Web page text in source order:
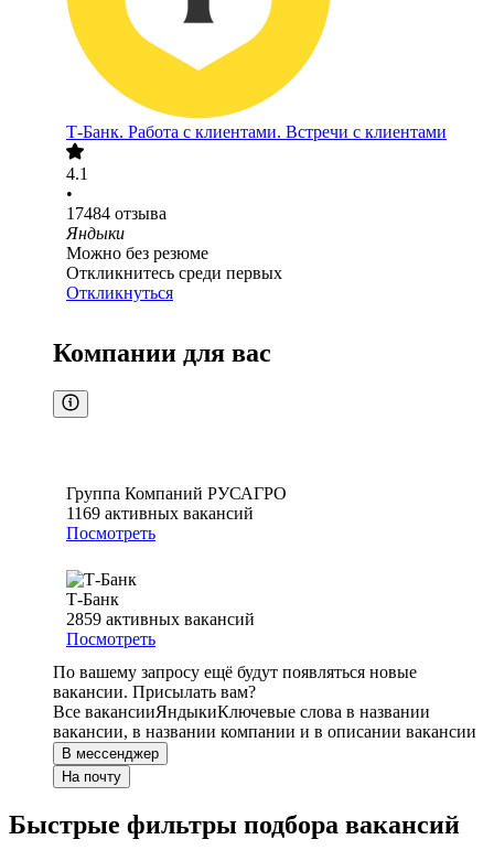
Т-Банк. Работа с клиентами. Встречи с клиентами
4.1
•
17484 отзыва
Яндыки
Можно без резюме
Откликнитесь среди первых
Откликнуться
Компании для вас
Группа Компаний РУСАГРО
1169 активных вакансий
Посмотреть
Т-Банк
2859 активных вакансий
Посмотреть
По вашему запросу ещё будут появляться новые
вакансии. Присылать вам?
Все вакансииЯндыкиКлючевые слова в названии
вакансии, в названии компании и в описании вакансии
В мессенджер
На почту
Быстрые фильтры подбора вакансий